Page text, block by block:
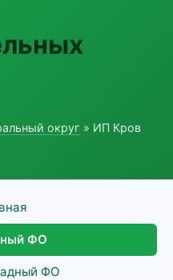
округ » ИП Кров
ФО
ФО